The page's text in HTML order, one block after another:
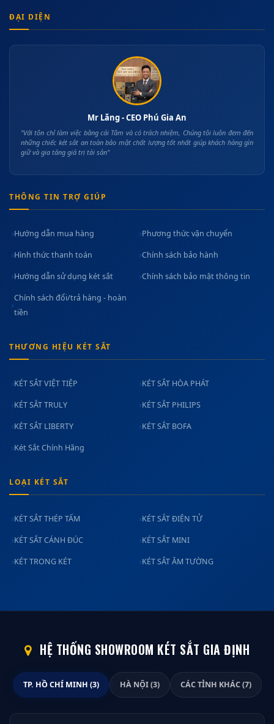
ĐẠI DIỆN
Mr Lăng - CEO Phú Gia An
"Với tôn chỉ làm việc bằng cái Tâm và có trách nhiệm, Chúng tôi luôn đem đến
những chiếc két sắt an toàn bảo mật chất lượng tốt nhất giúp khách hàng gìn
giữ và gia tăng giá trị tài sản"
THÔNG TIN TRỢ GIÚP
Hướng dẫn mua hàng Phương thức vận chuyển
Hình thức thanh toán Chính sách bảo hành
Hướng dẫn sử dụng két sắt Chính sách bảo mật thông tin
Chính sách đổi/trả hàng - hoàn
tiền
THƯƠNG HIỆU KÉT SẮT
KÉT SẮT VIỆT TIỆP KÉT SẮT HÒA PHÁT
KÉT SẮT TRULY KÉT SẮT PHILIPS
KÉT SẮT LIBERTY KÉT SẮT BOFA
Két Sắt Chính Hãng
LOẠI KÉT SẮT
KÉT SẮT THÉP TẤM KÉT SẮT ĐIỆN TỬ
KÉT SẮT CÁNH ĐÚC KÉT SẮT MINI
KÉT TRONG KÉT KÉT SẮT ÂM TƯỜNG
HỆ THỐNG SHOWROOM KÉT SẮT GIA ĐỊNH
TP. HỒ CHÍ MINH (3) HÀ NỘI (3) CÁC TỈNH KHÁC (7)